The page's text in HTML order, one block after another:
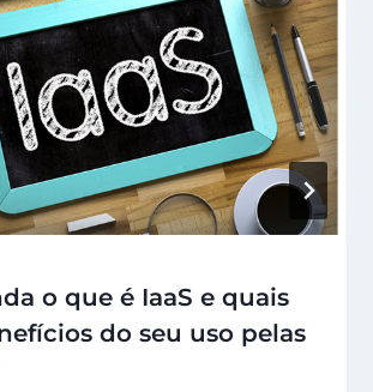
o que é IaaS e quais
do seu uso pelas